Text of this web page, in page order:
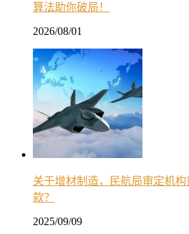
算法助你破局！
2026/08/01
关于增材制造，民航局审定机
款？
2025/09/09